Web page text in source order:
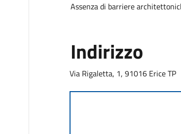
Assenza di barriere
Indirizzo
Via Rigaletta, 1, 91016 Erice TP